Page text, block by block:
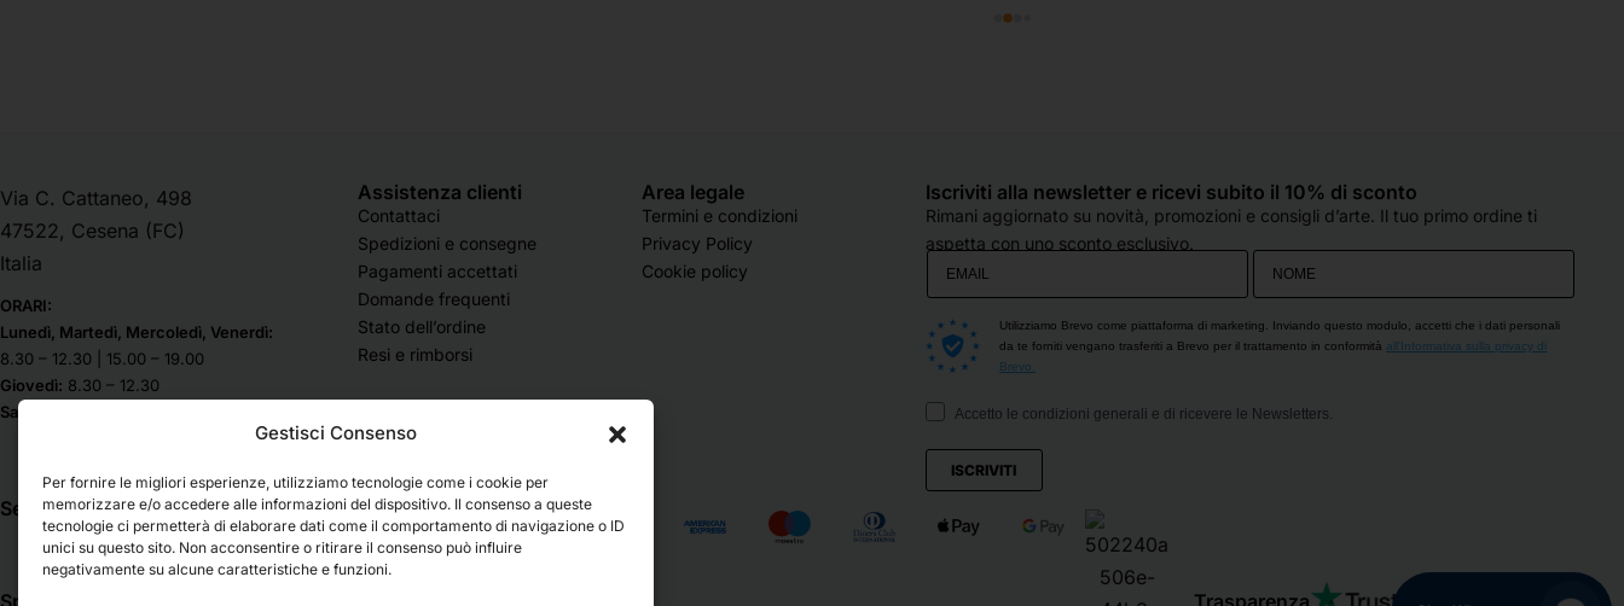
Gestisci Consenso
Per fornire le migliori esperienze, utilizziamo tecnologie come i cookie per
memorizzare e/o accedere alle informazioni del dispositivo. Il consenso a queste
tecnologie ci permetterà di elaborare dati come il comportamento di navigazione o ID
unici su questo sito. Non acconsentire o ritirare il consenso può influire
negativamente su alcune caratteristiche e funzioni.
Hanno sempre un occhio di riguardo
per tutti e si fanno in quattro per
belle!! Grazie!
Via C. Cattaneo, 498
47522, Cesena (FC)
Italia
ORARI:
Lunedì, Martedì, Mercoledì, Venerdì:
8.30 – 12.30 | 15.00 – 19.00
Giovedì: 8.30 – 12.30
Sabato & Domenica chiuso
Seguici su
Assistenza clienti
Contattaci
Spedizioni e consegne
Pagamenti accettati
Domande frequenti
Stato dell’ordine
Resi e rimborsi
Area legale
Termini e condizioni
Privacy Policy
Cookie policy
Iscriviti alla newsletter e ricevi subito il 10% di sconto
Rimani aggiornato su novità, promozioni e consigli d’arte. Il tuo primo ordine ti
aspetta con uno sconto esclusivo.
Utilizziamo Brevo come piattaforma di marketing. Inviando questo modulo, accetti che i dati personali
da te forniti vengano trasferiti a Brevo per il trattamento in conformità all'Informativa sulla privacy di
Brevo.
Accetto le condizioni generali e di ricevere le Newsletters.
ISCRIVITI
Spedizioni Trasparenza